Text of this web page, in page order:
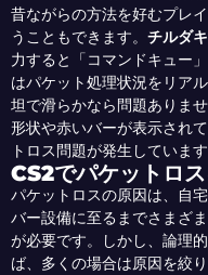
昔ながらの方法を好むプレイ
うこともできます。 チルダ
力すると「コマンドキュー
はパケット処理状況をリア
坦で滑らかなら問題ありま
形状や赤いバーが表示され
トロス問題が発生しています
CS2でパケットロ
パケットロスの原因は、自
バー設備に至るまでさまざ
が必要です。しかし、論理
ば、多くの場合は原因を絞